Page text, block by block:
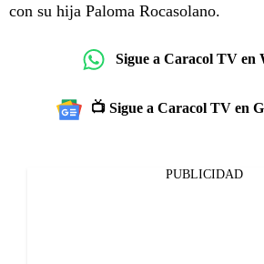
con su hija Paloma Rocasolano.
Sigue a Caracol TV en
📺 Sigue a Caracol TV en
PUBLICIDAD